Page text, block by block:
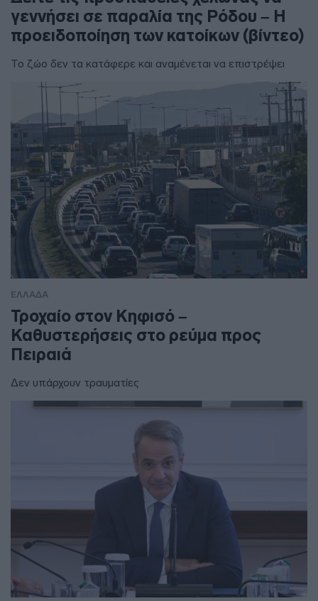
γεννήσει σε παραλία της Ρόδου – Η
προειδοποίηση των κατοίκων (βίντεο)
Το ζώο δεν τα κατάφερε και αναμένεται να επιστρέψει
ΕΛΛΑΔΑ
Τροχαίο στον Κηφισό –
Καθυστερήσεις στο ρεύμα προς
Πειραιά
Δεν υπάρχουν τραυματίες